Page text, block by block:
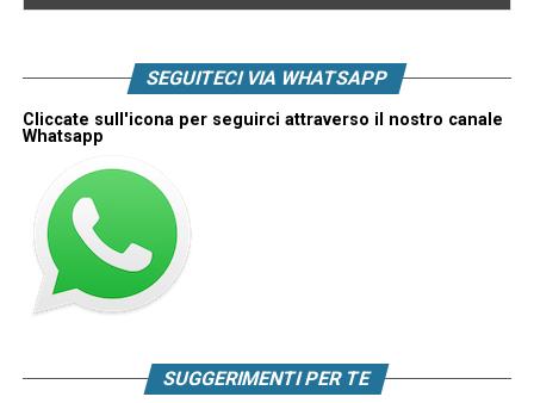
SEGUITECI VIA WHATSAPP
Cliccate sull'icona per seguirci attraverso il nostro canale
Whatsapp
SUGGERIMENTI PER TE